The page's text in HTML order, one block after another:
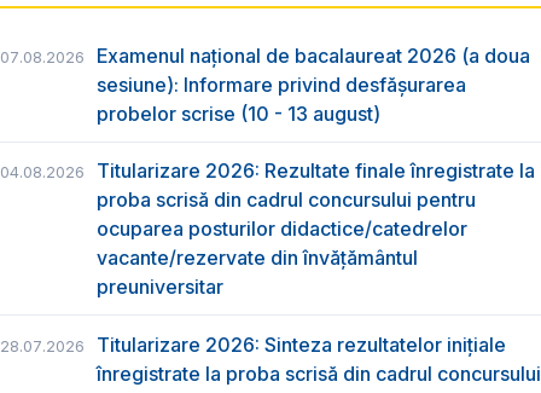
07.08.2026
Examenul național de bacalaureat 2026 (a doua
sesiune): Informare privind desfășurarea
probelor scrise (10 - 13 august)
04.08.2026
Titularizare 2026: Rezultate finale înregistrate la
proba scrisă din cadrul concursului pentru
ocuparea posturilor didactice/catedrelor
vacante/rezervate din învăţământul
preuniversitar
28.07.2026
Titularizare 2026: Sinteza rezultatelor inițiale
înregistrate la proba scrisă din cadrul concursului